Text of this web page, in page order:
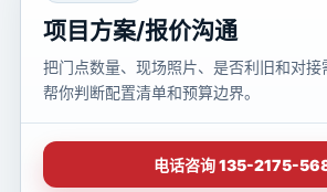
项目方案/报价沟通
把门点数量、现场照片、是否利旧和对
帮你判断配置清单和预算边界。
电话咨询 135-2175-